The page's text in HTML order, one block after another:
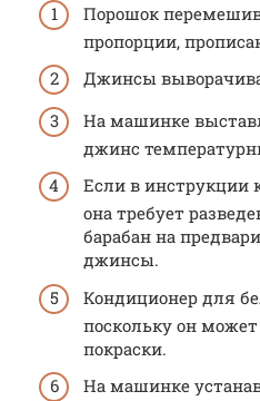
Порошок
пропорции,
Джинсы
На машинке
джинс
Если в инструкции
она требует
барабан на
джинсы.
Кондиционер для
поскольку он
покраски.
На машинке